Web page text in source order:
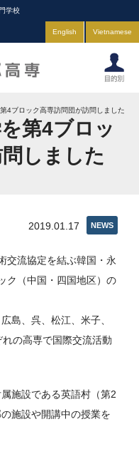
学校
English Vietnamese
4ブロック高専訪問団が訪問しました
第4ブロッ
しました
NEWS
2019.01.17
交流協定を結ぶ韓国・永
ク（中国・四国地区）の
島、呉、松江、米子、
の高専で国際交流活動
施設である英語村（第2
施設や開講中の授業を